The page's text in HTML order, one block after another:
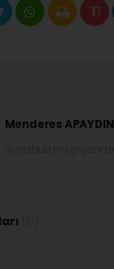
Menderes APAYDIN